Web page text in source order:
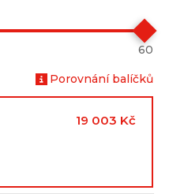
60
Porovnání balíčků
19 003 Kč